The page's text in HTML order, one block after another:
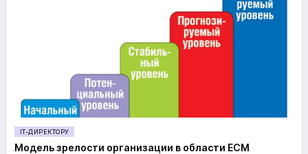
IT-ДИРЕКТОРУ
Модель зрелости организации в области ECM